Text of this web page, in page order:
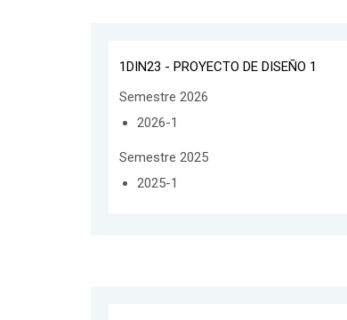
1DIN23 - PROYECTO DE DISEÑO 1
Semestre 2026
2026-1
Semestre 2025
2025-1